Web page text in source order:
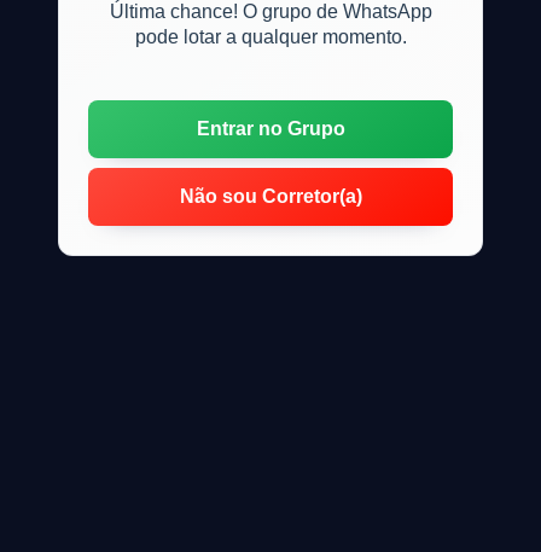
Última chance! O grupo de WhatsApp
pode lotar a qualquer momento.
Entrar no Grupo
Não sou Corretor(a)